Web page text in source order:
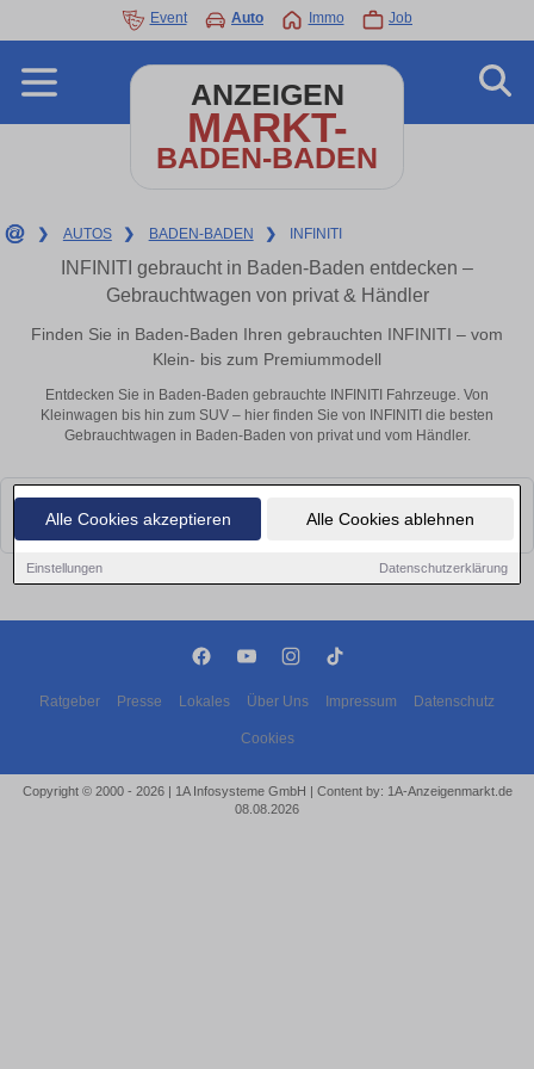
Alle Cookies akzeptieren Alle Cookies ablehnen
Einstellungen Datenschutzerklärung
Event Auto Immo Job
ANZEIGEN
MARKT-
BADEN-BADEN
❯ AUTOS ❯ BADEN-BADEN ❯ INFINITI
INFINITI gebraucht in Baden-Baden entdecken –
Gebrauchtwagen von privat & Händler
Finden Sie in Baden-Baden Ihren gebrauchten INFINITI – vom
Klein- bis zum Premiummodell
Entdecken Sie in Baden-Baden gebrauchte INFINITI Fahrzeuge. Von
Kleinwagen bis hin zum SUV – hier finden Sie von INFINITI die besten
Gebrauchtwagen in Baden-Baden von privat und vom Händler.
Leider konnten wir derzeit keine passenden Autos finden. Schauen Sie
bald wieder vorbei!
Ratgeber Presse Lokales Über Uns Impressum Datenschutz
Cookies
Copyright © 2000 - 2026 | 1A Infosysteme GmbH | Content by: 1A-Anzeigenmarkt.de
08.08.2026